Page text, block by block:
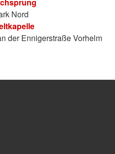
Nord
der Ennigerstraße Vorhelm